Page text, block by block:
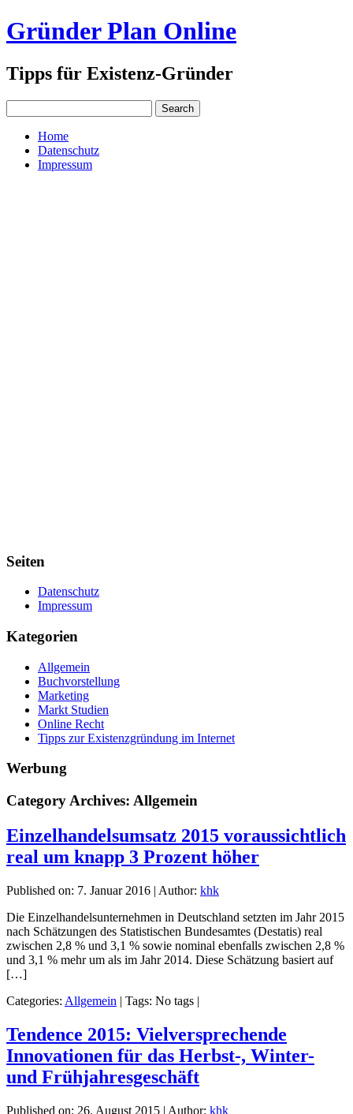
Gründer Plan Online
Tipps für Existenz-Gründer
Home
Datenschutz
Impressum
Seiten
Datenschutz
Impressum
Kategorien
Allgemein
Buchvorstellung
Marketing
Markt Studien
Online Recht
Tipps zur Existenzgründung im Internet
Werbung
Category Archives: Allgemein
Einzelhandelsumsatz 2015 voraussichtlich
real um knapp 3 Prozent höher
Published on: 7. Januar 2016 | Author: khk
Die Einzelhandelsunternehmen in Deutschland setzten im Jahr 2015
nach Schätzungen des Statistischen Bundesamtes (Destatis) real
zwischen 2,8 % und 3,1 % sowie nominal ebenfalls zwischen 2,8 %
und 3,1 % mehr um als im Jahr 2014. Diese Schätzung basiert auf
[…]
Categories: Allgemein | Tags: No tags |
Tendence 2015: Vielversprechende
Innovationen für das Herbst-, Winter-
und Frühjahresgeschäft
Published on: 26. August 2015 | Author: khk